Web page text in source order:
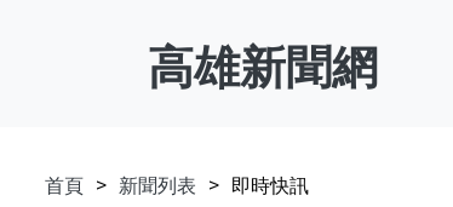
高雄新聞網
首頁 新聞列表 即時快訊